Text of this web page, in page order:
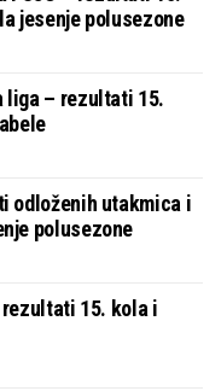
jesenje polusezone
liga – rezultati 15.
odloženih utakmica i
polusezone
15. kola i